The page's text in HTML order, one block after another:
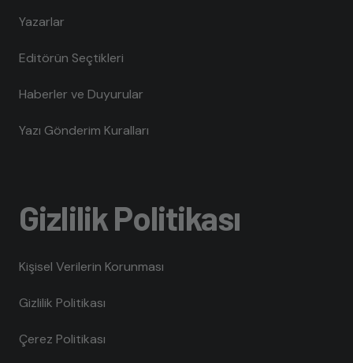
Yazarlar
Editörün Seçtikleri
Haberler ve Duyurular
Yazı Gönderim Kuralları
Gizlilik Politikası
Kişisel Verilerin Korunması
Gizlilik Politikası
Çerez Politikası